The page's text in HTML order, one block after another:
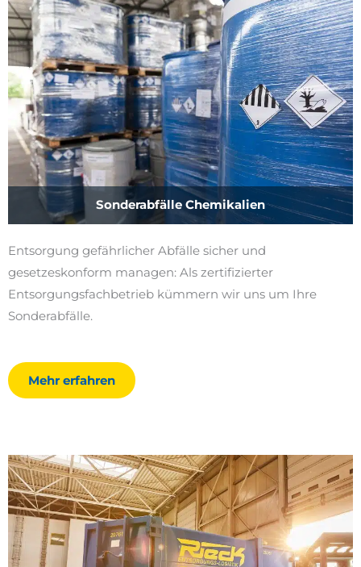
Sonderabfälle Chemikalien
Entsorgung gefährlicher Abfälle sicher und
gesetzeskonform managen: Als zertifizierter
Entsorgungsfachbetrieb kümmern wir uns um Ihre
Sonderabfälle.
Mehr erfahren